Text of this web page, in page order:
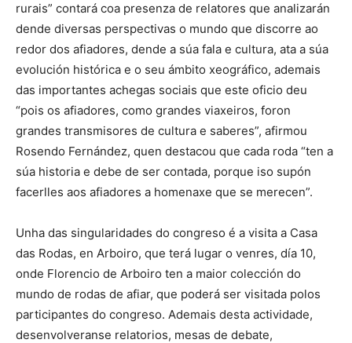
rurais” contará coa presenza de relatores que analizarán
dende diversas perspectivas o mundo que discorre ao
redor dos afiadores, dende a súa fala e cultura, ata a súa
evolución histórica e o seu ámbito xeográfico, ademais
das importantes achegas sociais que este oficio deu
“pois os afiadores, como grandes viaxeiros, foron
grandes transmisores de cultura e saberes”, afirmou
Rosendo Fernández, quen destacou que cada roda “ten a
súa historia e debe de ser contada, porque iso supón
facerlles aos afiadores a homenaxe que se merecen”.
Unha das singularidades do congreso é a visita a Casa
das Rodas, en Arboiro, que terá lugar o venres, día 10,
onde Florencio de Arboiro ten a maior colección do
mundo de rodas de afiar, que poderá ser visitada polos
participantes do congreso. Ademais desta actividade,
desenvolveranse relatorios, mesas de debate,